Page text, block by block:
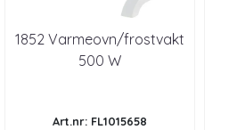
1852 Varmeovn/frostvakt
500 W
Art.nr: FL1015658